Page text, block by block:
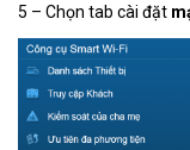
5 – Chọn tab cài đặt